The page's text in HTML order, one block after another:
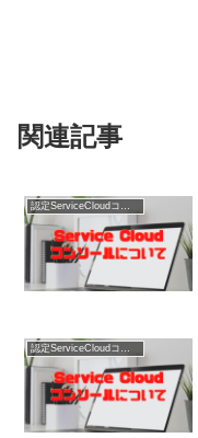
関連記事
認定ServiceCloudコンサルタント